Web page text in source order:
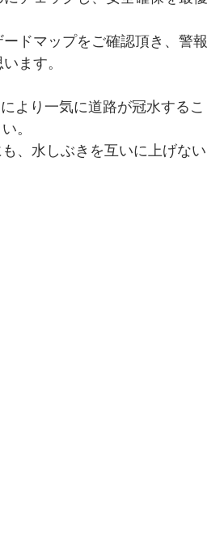
ドマップをご確認頂き、警
ます。
より一気に道路が冠水するこ
。
、水しぶきを互いに上げな